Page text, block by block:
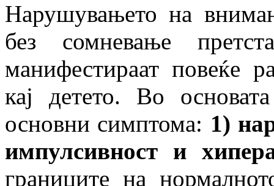
Нарушувањето на
без сомневање
манифестираат повеќе
кај детето. Во
основни симптома: 1)
импулсивност и
границите на